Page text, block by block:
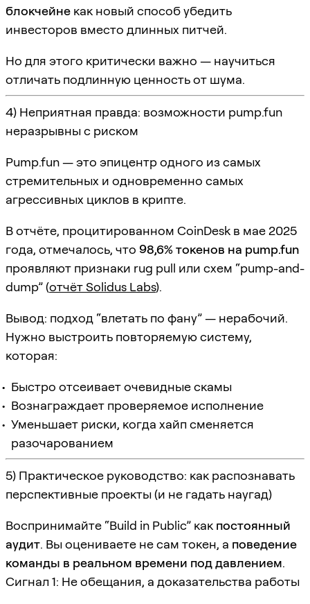
блокчейне как новый способ убедить
инвесторов вместо длинных питчей.
Но для этого критически важно — научиться
отличать подлинную ценность от шума.
4) Неприятная правда: возможности pump.fun
неразрывны с риском
Pump.fun — это эпицентр одного из самых
стремительных и одновременно самых
агрессивных циклов в крипте.
В отчёте, процитированном CoinDesk в мае 2025
года, отмечалось, что 98,6% токенов на pump.fun
проявляют признаки rug pull или схем “pump-and-
dump” (отчёт Solidus Labs).
Вывод: подход “влетать по фану” — нерабочий.
Нужно выстроить повторяемую систему,
которая:
Быстро отсеивает очевидные скамы
Вознаграждает проверяемое исполнение
Уменьшает риски, когда хайп сменяется
разочарованием
5) Практическое руководство: как распознавать
перспективные проекты (и не гадать наугад)
Воспринимайте “Build in Public” как постоянный
аудит. Вы оцениваете не сам токен, а поведение
команды в реальном времени под давлением.
Сигнал 1: Не обещания, а доказательства работы